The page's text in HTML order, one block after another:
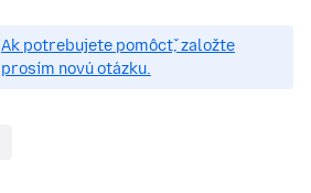
Ak potrebujete pomôcť, založte
prosím novú otázku.